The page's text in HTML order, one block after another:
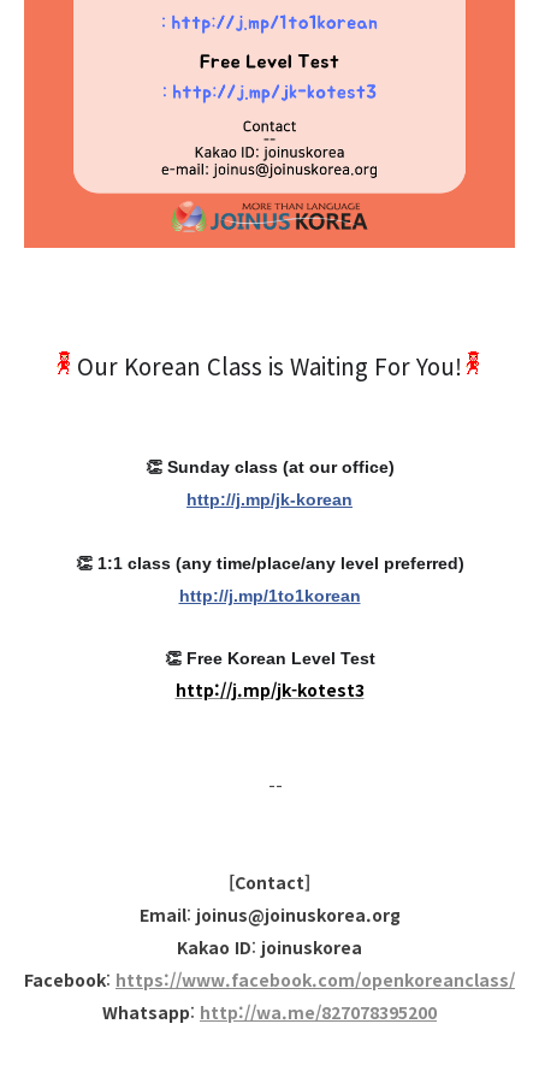
Our Korean Class is Waiting For You!
👏 Sunday class (at our office)
http://j.mp/jk-korean
👏 1:1 class (any time/place/any level preferred)
http://j.mp/1to1korean
👏 Free Korean Level Test
http://j.mp/jk-kotest3
⠀--
[Contact]
Email: joinus@joinuskorea.org
Kakao ID: joinuskorea
Facebook: https://www.facebook.com/openkoreanclass/
Whatsapp: http://wa.me/827078395200